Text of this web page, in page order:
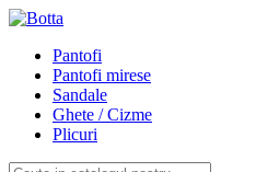
Pantofi
Pantofi mirese
Sandale
Ghete / Cizme
Plicuri